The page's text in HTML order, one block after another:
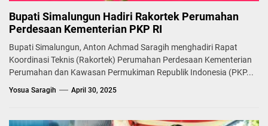
Bupati Simalungun Hadiri Rakortek Perumahan
Perdesaan Kementerian PKP RI
Bupati Simalungun, Anton Achmad Saragih menghadiri Rapat
Koordinasi Teknis (Rakortek) Perumahan Perdesaan Kementerian
Perumahan dan Kawasan Permukiman Republik Indonesia (PKP...
Yosua Saragih April 30, 2025